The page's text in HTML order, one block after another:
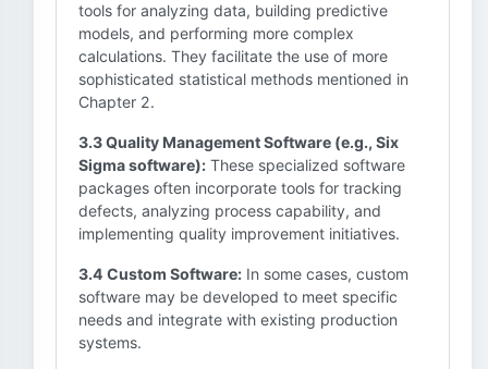
tools for analyzing data, building predictive
models, and performing more complex
calculations. They facilitate the use of more
sophisticated statistical methods mentioned in
Chapter 2.
3.3 Quality Management Software (e.g., Six
Sigma software): These specialized software
packages often incorporate tools for tracking
defects, analyzing process capability, and
implementing quality improvement initiatives.
3.4 Custom Software: In some cases, custom
software may be developed to meet specific
needs and integrate with existing production
systems.